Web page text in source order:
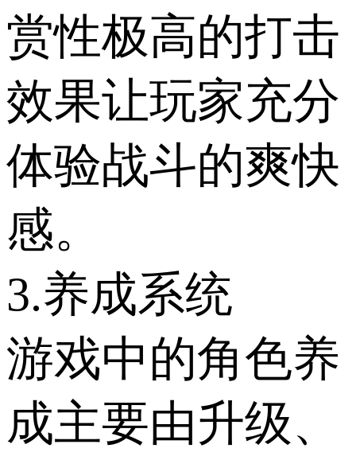
赏性极高的打击
效果让玩家充分
体验战斗的爽快
感。
3.养成系统
游戏中的角色养
成主要由升级、